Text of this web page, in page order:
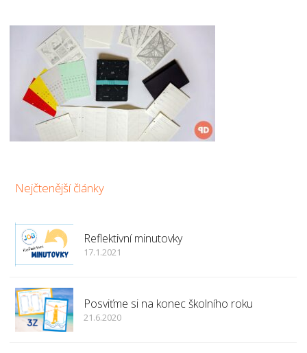
Nejčtenější články
Reflektivní minutovky
17.1.2021
Posviťme si na konec školního roku
21.6.2020